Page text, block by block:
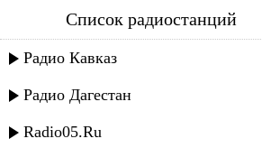
адилхан баматказиев - чужая
Список радиостанций
Радио Кавказ
Радио Дагестан
Radio05.Ru
Адилхан Баматказиев - Чужая